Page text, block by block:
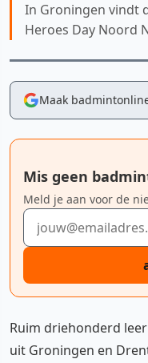
In Groningen vindt
Heroes Day Noord
Maak
Mis geen
Meld je aan voor de
E-mailadres
Ruim driehonderd
uit Groningen en